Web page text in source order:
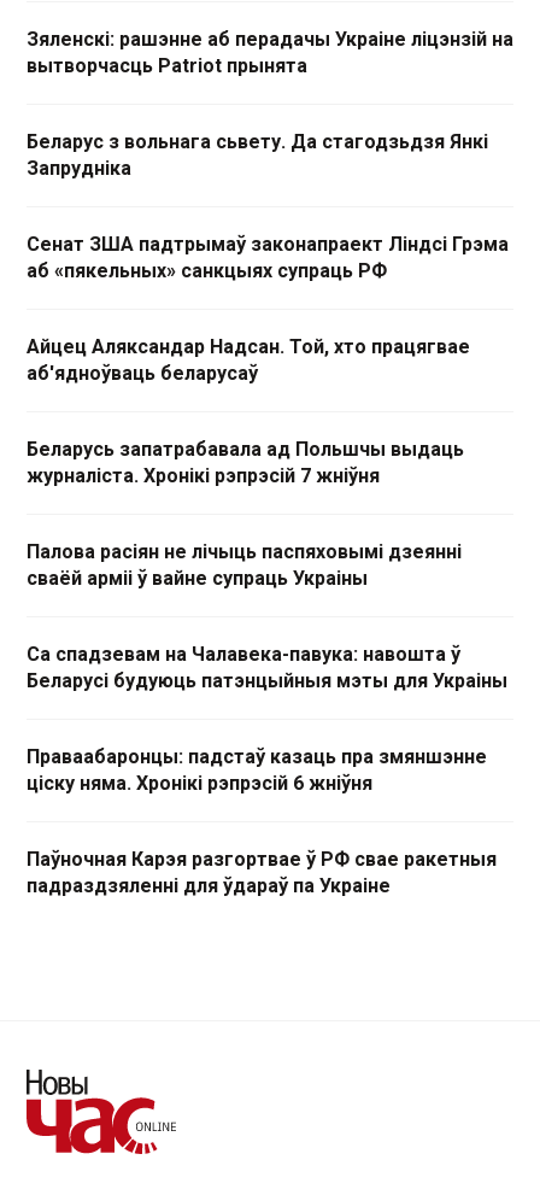
Зяленскі: рашэнне аб перадачы Украіне ліцэнзій на
вытворчасць Patriot прынята
Беларус з вольнага сьвету. Да стагодзьдзя Янкі
Запрудніка
Сенат ЗША падтрымаў законапраект Ліндсі Грэма
аб «пякельных» санкцыях супраць РФ
Айцец Аляксандар Надсан. Той, хто працягвае
аб'ядноўваць беларусаў
Беларусь запатрабавала ад Польшчы выдаць
журналіста. Хронікі рэпрэсій 7 жніўня
Палова расіян не лічыць паспяховымі дзеянні
сваёй арміі ў вайне супраць Украіны
Са спадзевам на Чалавека-павука: навошта ў
Беларусі будуюць патэнцыйныя мэты для Украіны
Праваабаронцы: падстаў казаць пра змяншэнне
ціску няма. Хронікі рэпрэсій 6 жніўня
Паўночная Карэя разгортвае ў РФ свае ракетныя
падраздзяленні для ўдараў па Украіне